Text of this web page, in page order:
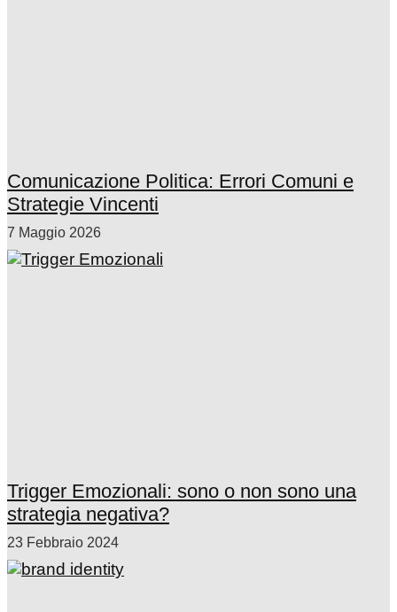
Comunicazione Politica: Errori Comuni e
Strategie Vincenti
7 Maggio 2026
Trigger Emozionali: sono o non sono una
strategia negativa?
23 Febbraio 2024